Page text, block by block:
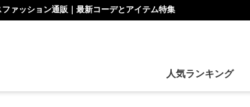
ファッション通販｜最新コーデとアイテム特集
人気ランキング